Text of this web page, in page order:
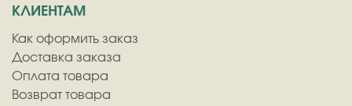
КЛИЕНТАМ
Как оформить заказ
Доставка заказа
Оплата товара
Возврат товара